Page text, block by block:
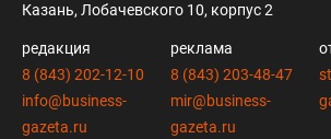
Казань, Лобачевского 10, корпус 2
редакция
8 (843) 202-12-10
info@business-
gazeta.ru
реклама
8 (843) 203-48-47
mir@business-
gazeta.ru